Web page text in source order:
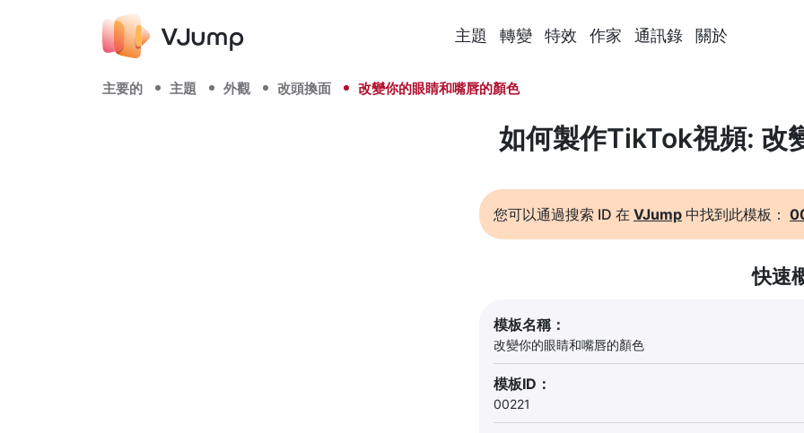
主題 轉變 特效 作家 通訊錄 關於
主要的 主題 外觀 改頭換面 改變你的眼睛和嘴唇的顏色
如何製作TikTok視頻: 改
您可以通過搜索 ID 在 VJump 中找到此模板：
快速
模板名稱：
改變你的眼睛和嘴唇的顏色
模板ID：
00221